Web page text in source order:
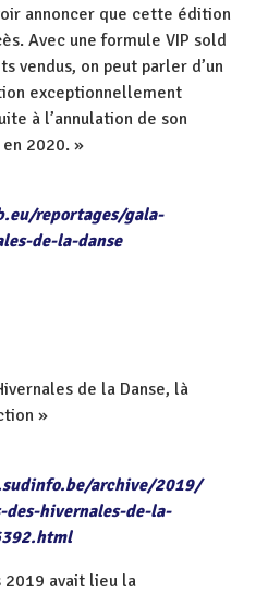
annoncer que cette édition
Avec une formule VIP sold
vendus, on peut parler d’un
exceptionnellement
à l’annulation de son
2020. »
reportages/gala-
de-la-danse
de la Danse, là
»
archive/2019/
hivernales-de-la-
2019 avait lieu la